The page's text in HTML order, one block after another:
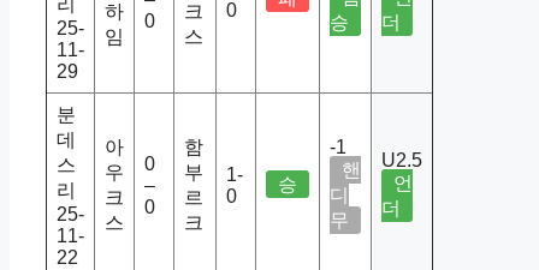
25-
11-
29
하
임
0
크
스
0
승
더
분
데
스
리
25-
11-
22
아
우
크
스
0
–
0
함
부
르
크
1-
0
승
-1
핸
디
무
U2.5
언
더